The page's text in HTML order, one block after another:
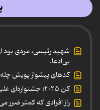
شهید رئیسی، مردی بود
بی‌ادعا.
کدهای پیشواز پویش
کن ۲۰۲۵؛ جشنواره‌ای علیه خانواده
راز افرادی که کمتر ضرر